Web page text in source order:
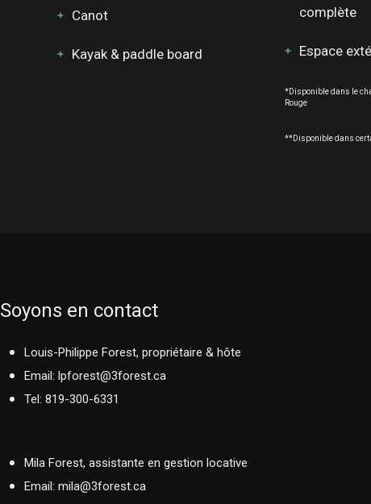
Canot
Kayak & paddle board
complète
Espace
*Disponible dans le
Rouge
**Disponible dans
Soyons en contact
Louis-Philippe Forest, propriétaire & hôte
Email: lpforest@3forest.ca
Tel: 819-300-6331
Mila Forest, assistante en gestion locative
Email: mila@3forest.ca